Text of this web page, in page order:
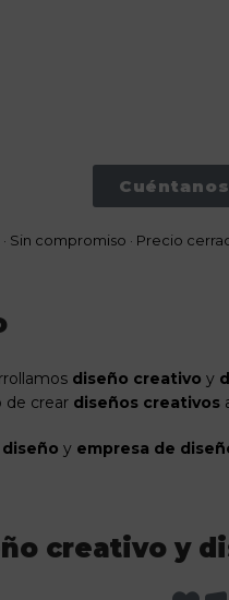
Sin compromiso · Precio
diseño creativo y
de crear diseños creativos
y empresa de
creativo y